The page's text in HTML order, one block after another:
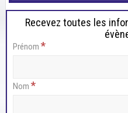
Recevez toutes les
Prénom *
Nom *